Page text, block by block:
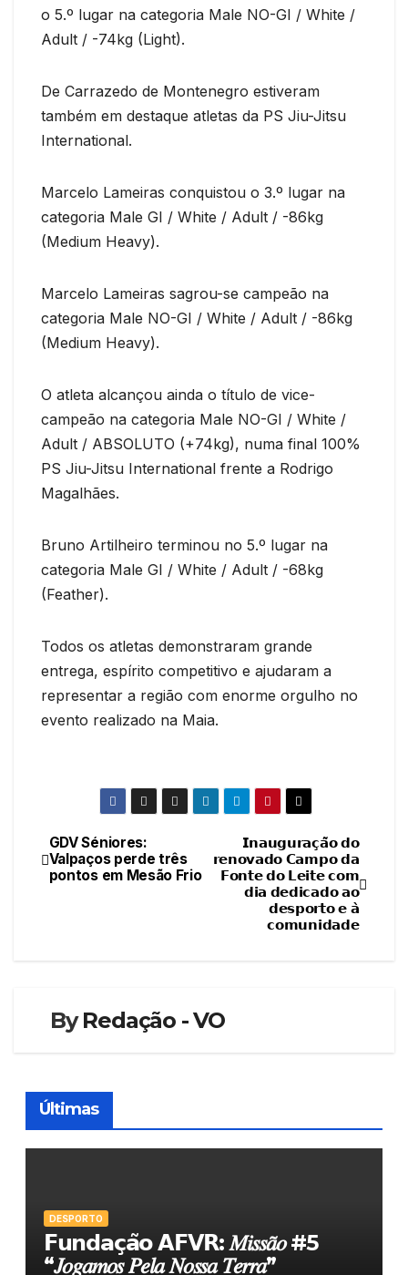
o 5.º lugar na categoria Male NO-GI / White /
Adult / -74kg (Light).
De Carrazedo de Montenegro estiveram
também em destaque atletas da PS Jiu-Jitsu
International.
Marcelo Lameiras conquistou o 3.º lugar na
categoria Male GI / White / Adult / -86kg
(Medium Heavy).
Marcelo Lameiras sagrou-se campeão na
categoria Male NO-GI / White / Adult / -86kg
(Medium Heavy).
O atleta alcançou ainda o título de vice-
campeão na categoria Male NO-GI / White /
Adult / ABSOLUTO (+74kg), numa final 100%
PS Jiu-Jitsu International frente a Rodrigo
Magalhães.
Bruno Artilheiro terminou no 5.º lugar na
categoria Male GI / White / Adult / -68kg
(Feather).
Todos os atletas demonstraram grande
entrega, espírito competitivo e ajudaram a
representar a região com enorme orgulho no
evento realizado na Maia.
Navegação
de
𝗜𝗻𝗮𝘂𝗴𝘂𝗿𝗮𝗰̧𝗮̃𝗼 𝗱𝗼
𝗿𝗲𝗻𝗼𝘃𝗮𝗱𝗼 𝗖𝗮𝗺𝗽𝗼 𝗱𝗮
𝗙𝗼𝗻𝘁𝗲 𝗱𝗼 𝗟𝗲𝗶𝘁𝗲 𝗰𝗼𝗺
𝗱𝗶𝗮 𝗱𝗲𝗱𝗶𝗰𝗮𝗱𝗼 𝗮𝗼
𝗱𝗲𝘀𝗽𝗼𝗿𝘁𝗼 𝗲 𝗮̀
𝗰𝗼𝗺𝘂𝗻𝗶𝗱𝗮𝗱𝗲
GDV Séniores:
Valpaços perde três
pontos em Mesão Frio
ByRedação - VO
Últimas
DESPORTO
𝗙𝘂𝗻𝗱𝗮𝗰̧𝗮̃𝗼 𝗔𝗙𝗩𝗥: 𝑀𝑖𝑠𝑠𝑎̃𝑜 #5
“𝐽𝑜𝑔𝑎𝑚𝑜𝑠 𝑃𝑒𝑙𝑎 𝑁𝑜𝑠𝑠𝑎 𝑇𝑒𝑟𝑟𝑎”